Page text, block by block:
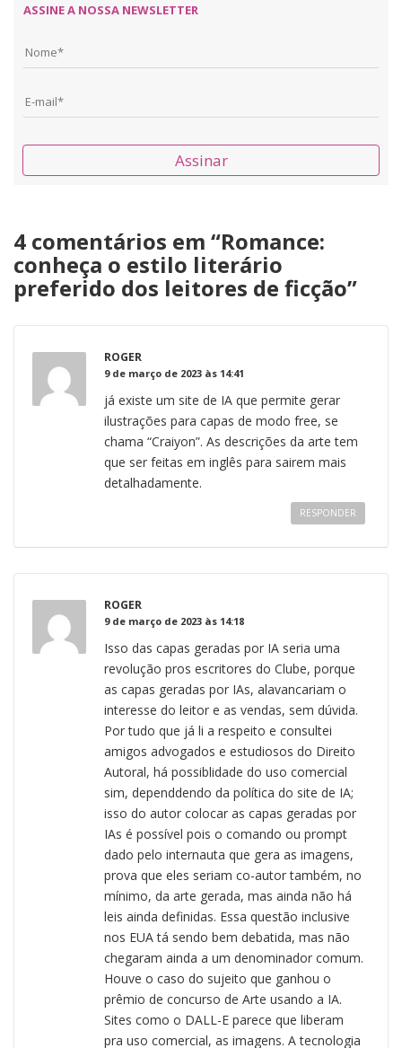
ASSINE A NOSSA NEWSLETTER
Assinar
4 comentários em “Romance:
conheça o estilo literário
preferido dos leitores de ficção”
ROGER
9 de março de 2023 às 14:41
já existe um site de IA que permite gerar
ilustrações para capas de modo free, se
chama “Craiyon”. As descrições da arte tem
que ser feitas em inglês para sairem mais
detalhadamente.
RESPONDER
ROGER
9 de março de 2023 às 14:18
Isso das capas geradas por IA seria uma
revolução pros escritores do Clube, porque
as capas geradas por IAs, alavancariam o
interesse do leitor e as vendas, sem dúvida.
Por tudo que já li a respeito e consultei
amigos advogados e estudiosos do Direito
Autoral, há possiblidade do uso comercial
sim, dependdendo da política do site de IA;
isso do autor colocar as capas geradas por
IAs é possível pois o comando ou prompt
dado pelo internauta que gera as imagens,
prova que eles seriam co-autor também, no
mínimo, da arte gerada, mas ainda não há
leis ainda definidas. Essa questão inclusive
nos EUA tá sendo bem debatida, mas não
chegaram ainda a um denominador comum.
Houve o caso do sujeito que ganhou o
prêmio de concurso de Arte usando a IA.
Sites como o DALL-E parece que liberam
pra uso comercial, as imagens. A tecnologia